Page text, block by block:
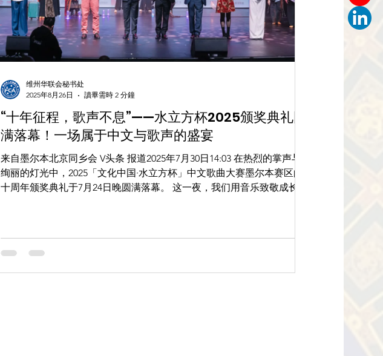
“十年征程，歌声不息”——水立方杯2025颁奖典礼圆
满落幕！一场属于中文与歌声的盛宴
来自墨尔本北京同乡会 V头条 报道2025年7月30日14:03 在热烈的掌声与
绚丽的灯光中，2025「文化中国·水立方杯」中文歌曲大赛墨尔本赛区的
十周年颁奖典礼于7月24日晚圆满落幕。 这一夜，我们用音乐致敬成长，
维州华联会秘书处
2025年8月26日
讀畢需時 2 分鐘